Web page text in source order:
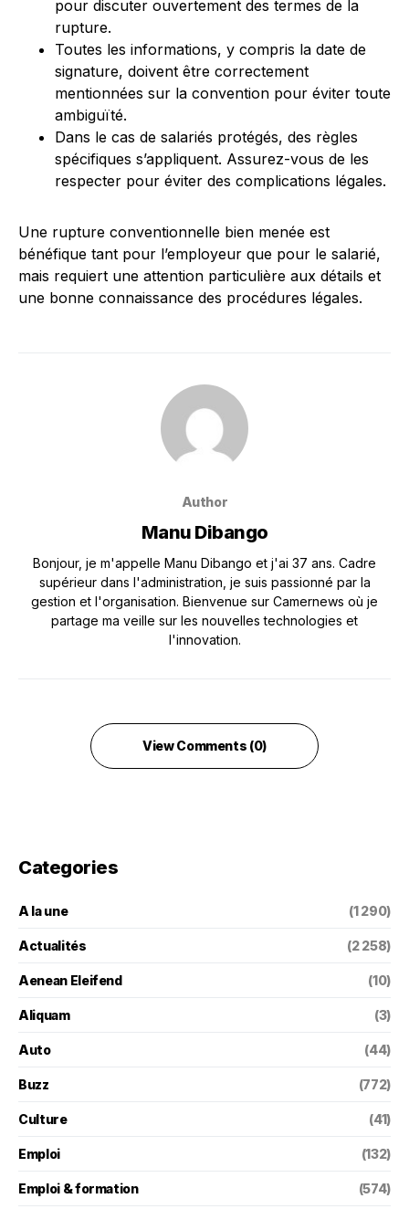
pour discuter ouvertement des termes de la
rupture.
Toutes les informations, y compris la date de
signature, doivent être correctement
mentionnées sur la convention pour éviter toute
ambiguïté.
Dans le cas de salariés protégés, des règles
spécifiques s’appliquent. Assurez-vous de les
respecter pour éviter des complications légales.
Une rupture conventionnelle bien menée est
bénéfique tant pour l’employeur que pour le salarié,
mais requiert une attention particulière aux détails et
une bonne connaissance des procédures légales.
Author
Manu Dibango
Bonjour, je m'appelle Manu Dibango et j'ai 37 ans. Cadre
supérieur dans l'administration, je suis passionné par la
gestion et l'organisation. Bienvenue sur Camernews où je
partage ma veille sur les nouvelles technologies et
l'innovation.
View Comments (0)
Categories
A la une (1 290)
Actualités (2 258)
Aenean Eleifend (10)
Aliquam (3)
Auto (44)
Buzz (772)
Culture (41)
Emploi (132)
Emploi & formation (574)